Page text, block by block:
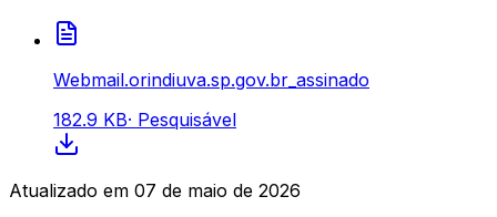
Webmail.orindiuva.sp.gov.br_assinado
182.9 KB· Pesquisável
Atualizado em 07 de maio de 2026